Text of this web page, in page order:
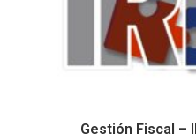
Gestión Fiscal –